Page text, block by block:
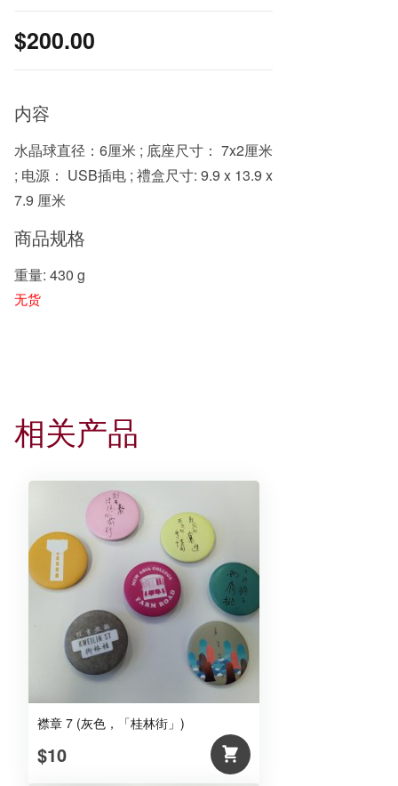
$200.00
内容
水晶球直径：6厘米 ; 底座尺寸： 7x2厘米
; 电源： USB插电 ; 禮盒尺寸: 9.9 x 13.9 x
7.9 厘米
商品规格
重量: 430 g
无货
相关产品
襟章 7 (灰色，「桂林街」)
$10